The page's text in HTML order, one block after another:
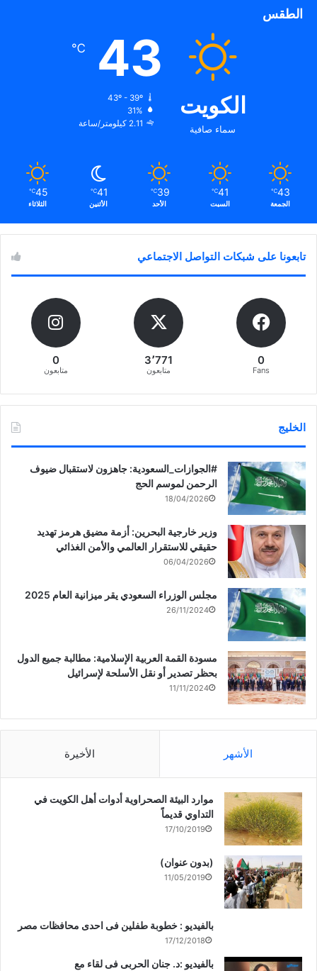
الطقس
الكويت
سماء صافية
43
℃
43º - 39º
31%
2.11 كيلومتر/ساعة
43
℃
الجمعة
41
℃
السبت
39
℃
الأحد
41
℃
الأثنين
45
℃
الثلاثاء
تابعونا على شبكات التواصل الاجتماعي
0
Fans
3٬771
متابعون
0
متابعون
الخليج
‏‎#الجوازات_السعودية: جاهزون لاستقبال ضيوف
الرحمن لموسم الحج
18/04/2026
وزير خارجية البحرين: أزمة مضيق هرمز تهديد
حقيقي للاستقرار العالمي والأمن الغذائي
06/04/2026
مجلس الوزراء السعودي يقر ميزانية العام 2025
26/11/2024
مسودة القمة العربية الإسلامية: مطالبة جميع الدول
بحظر تصدير أو نقل الأسلحة لإسرائيل
11/11/2024
الأشهر الأخيرة
موارد البيئة الصحراوية أدوات أهل الكويت في
التداوي قديماً
17/10/2019
(بدون عنوان)
11/05/2019
بالفيديو : خطوبة طفلين فى احدى محافظات مصر
17/12/2018
بالفيديو :د. جنان الحربى فى لقاء مع